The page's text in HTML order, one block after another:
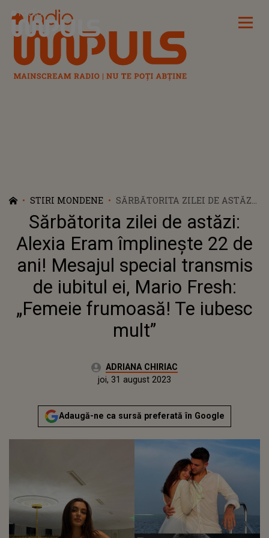
Radio Impuls
STIRI MONDENE
SĂRBĂTORITA ZILEI DE ASTĂZI:
ALEXIA ERAM ÎMPLINEȘTE 22
DE ANI! MESAJUL SPECIAL
TRANSMIS DE IUBITUL EI,
MARIO FRESH: „FEMEIE
FRUMOASĂ! TE IUBESC MULT”
Sărbătorita zilei de astăzi:
Alexia Eram împlinește 22 de
ani! Mesajul special transmis
de iubitul ei, Mario Fresh:
„Femeie frumoasă! Te iubesc
mult”
Autor:ADRIANA CHIRIAC
miercuri, 31 august 2022Actualizat:
joi, 31 august 2023
Adaugă-ne ca sursă preferată în Google